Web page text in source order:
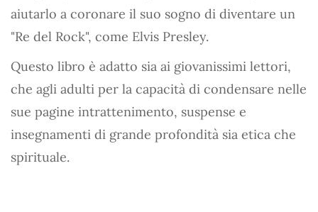
aiutarlo a coronare il suo sogno di diventare un
"Re del Rock", come Elvis Presley.
Questo libro è adatto sia ai giovanissimi lettori,
che agli adulti per la capacità di condensare nelle
sue pagine intrattenimento, suspense e
insegnamenti di grande profondità sia etica che
spirituale.